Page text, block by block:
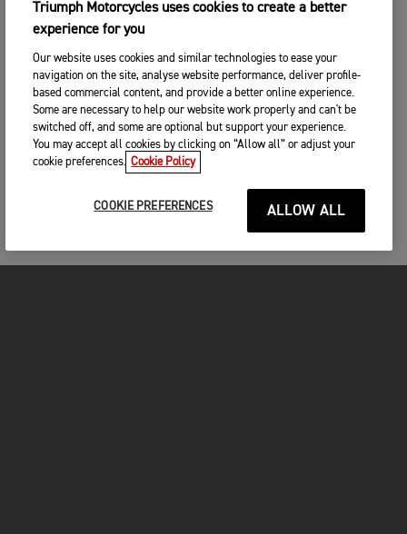
Triumph Motorcycles uses cookies to create a better
experience for you
Our website uses cookies and similar technologies to ease your
navigation on the site, analyse website performance, deliver profile-
based commercial content, and provide a better online experience.
Some are necessary to help our website work properly and can't be
switched off, and some are optional but support your experience.
You may accept all cookies by clicking on “Allow all” or adjust your
cookie preferences. Cookie Policy
COOKIE PREFERENCES ALLOW ALL